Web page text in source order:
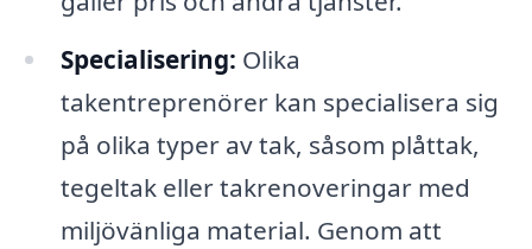
Specialisering: Olika
takentreprenörer kan specialisera sig
på olika typer av tak, såsom plåttak,
tegeltak eller takrenoveringar med
miljövänliga material. Genom att